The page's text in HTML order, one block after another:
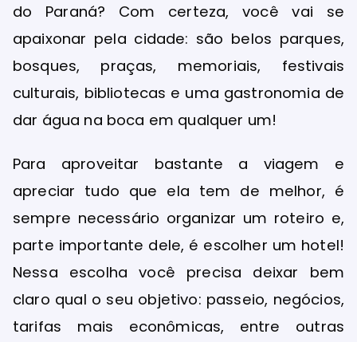
do Paraná? Com certeza, você vai se
apaixonar pela cidade: são belos parques,
bosques, praças, memoriais, festivais
culturais, bibliotecas e uma gastronomia de
dar água na boca em qualquer um!
Para aproveitar bastante a viagem e
apreciar tudo que ela tem de melhor, é
sempre necessário organizar um roteiro e,
parte importante dele, é escolher um hotel!
Nessa escolha você precisa deixar bem
claro qual o seu objetivo: passeio, negócios,
tarifas mais econômicas, entre outras